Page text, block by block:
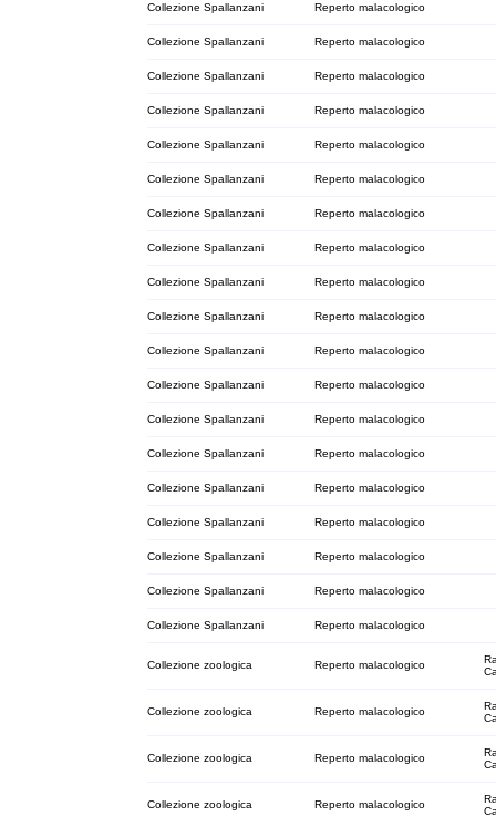
Collezione Spallanzani Reperto malacologico
Collezione Spallanzani Reperto malacologico
Collezione Spallanzani Reperto malacologico
Collezione Spallanzani Reperto malacologico
Collezione Spallanzani Reperto malacologico
Collezione Spallanzani Reperto malacologico
Collezione Spallanzani Reperto malacologico
Collezione Spallanzani Reperto malacologico
Collezione Spallanzani Reperto malacologico
Collezione Spallanzani Reperto malacologico
Collezione Spallanzani Reperto malacologico
Collezione Spallanzani Reperto malacologico
Collezione Spallanzani Reperto malacologico
Collezione Spallanzani Reperto malacologico
Collezione Spallanzani Reperto malacologico
Collezione Spallanzani Reperto malacologico
Collezione Spallanzani Reperto malacologico
Collezione Spallanzani Reperto malacologico
Collezione Spallanzani Reperto malacologico
Collezione zoologica Reperto malacologico
Collezione zoologica Reperto malacologico
Collezione zoologica Reperto malacologico
Collezione zoologica Reperto malacologico